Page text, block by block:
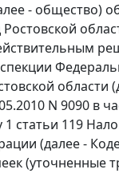
- общество)
области
N 9090 в
1 статьи 119
(далее -
(уточненные